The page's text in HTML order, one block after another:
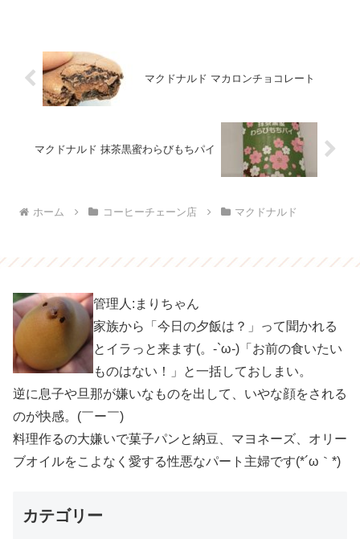
マクドナルド マカロンチョコレート
マクドナルド 抹茶黒蜜わらびもちパイ
ホーム コーヒーチェーン店 マクドナルド
管理人:まりちゃん
家族から「今日の夕飯は？」って聞かれる
とイラっと来ます(。-`ω-)「お前の食いたい
ものはない！」と一括しておしまい。
逆に息子や旦那が嫌いなものを出して、いやな顔をされる
のが快感。(￣ー￣)
料理作るの大嫌いで菓子パンと納豆、マヨネーズ、オリー
ブオイルをこよなく愛する性悪なパート主婦です(*´ω｀*)
カテゴリー